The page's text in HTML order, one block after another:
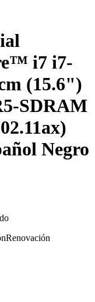
i7 i7-
(15.6")
SDRAM
Negro
Renovación